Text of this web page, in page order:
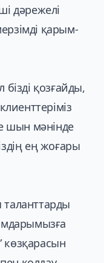
дәрежелі
қарым-
бізді қозғайды,
шын мәнінде
ең жоғары
көзқарасын